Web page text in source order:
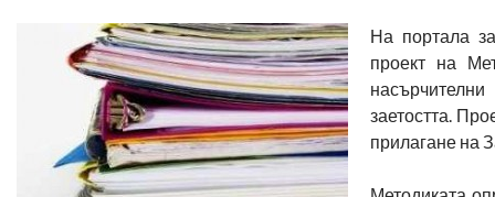
На портала
проект на
заетостта.
прилагане на